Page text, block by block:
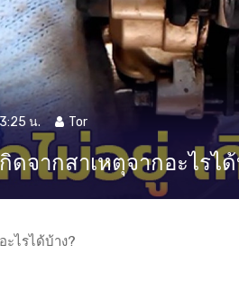
น. Tor
ดจากสาเหตุจากอะไรไ
ะไรได้บ้าง?